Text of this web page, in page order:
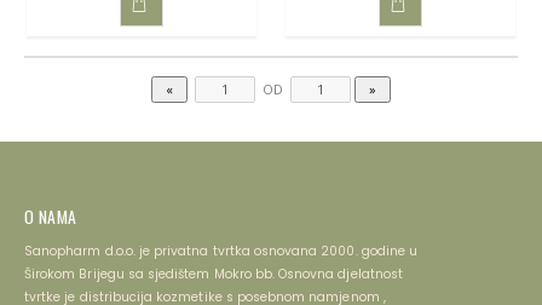
OD
O NAMA
Sanopharm d.o.o. je privatna tvrtka osnovana 2000. godine u
Širokom Brijegu sa sjedištem Mokro bb. Osnovna djelatnost
tvrtke je distribucija kozmetike s posebnom namjenom ,